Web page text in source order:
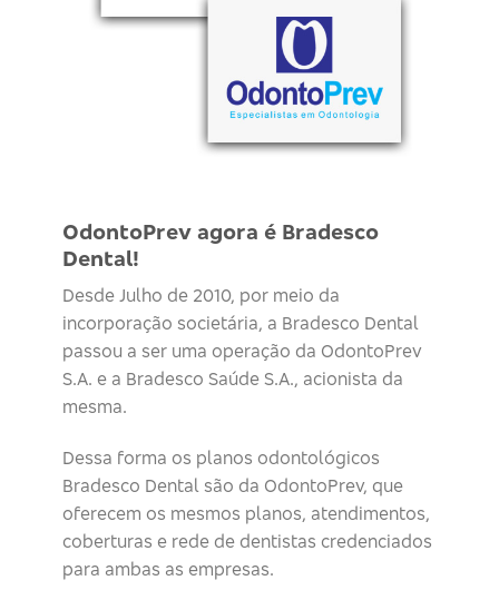
OdontoPrev agora é Bradesco
Dental!
Desde Julho de 2010, por meio da
incorporação societária, a Bradesco Dental
passou a ser uma operação da OdontoPrev
S.A. e a Bradesco Saúde S.A., acionista da
mesma.
Dessa forma os planos odontológicos
Bradesco Dental são da OdontoPrev, que
oferecem os mesmos planos, atendimentos,
coberturas e rede de dentistas credenciados
para ambas as empresas.